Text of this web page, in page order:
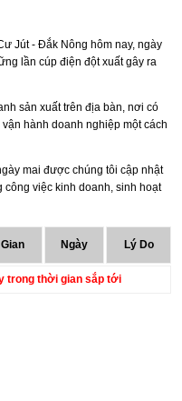
Jút - Đắk Nông hôm nay, ngày
lần cúp điện đột xuất gây ra
sản xuất trên địa bàn, nơi có
hành doanh nghiệp một cách
mai được chúng tôi cập nhật
việc kinh doanh, sinh hoạt
Ngày Lý Do
trong thời gian sắp tới